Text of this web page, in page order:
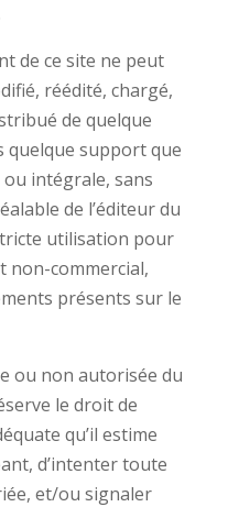
de ce site ne peut
réédité, chargé,
de quelque
quelque support que
intégrale, sans
de l’éditeur du
utilisation pour
non-commercial,
présents sur le
ou non autorisée du
le droit de
qu’il estime
d’intenter toute
et/ou signaler